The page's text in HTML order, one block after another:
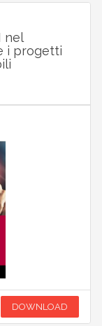
nel
i progetti
DOWNLOAD